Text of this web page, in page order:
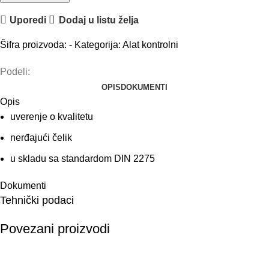
Uporedi Dodaj u listu želja
Šifra proizvoda: - Kategorija: Alat kontrolni
Podeli:
OPIS DOKUMENTI
Opis
uverenje o kvalitetu
nerđajući čelik
u skladu sa standardom DIN 2275
Dokumenti
Tehnički podaci
Povezani proizvodi